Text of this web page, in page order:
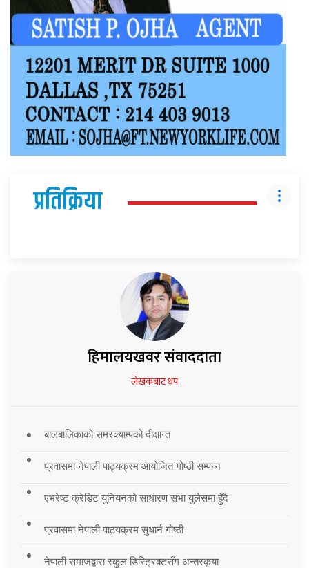
प्रतिक्रिया
हिमालयखवर संवाददाता
लेखकबाट थप
बालबालिकाको समरक्याम्पको दीक्षान्त
प्रवासमा नेपाली पाठ्यक्रम आयोजित गोष्ठी सम्पन्न
एभरेष्ट क्रेडिट युनियनको साधारण सभा युलेसमा हुँदै
प्रवासमा नेपाली पाठ्यक्रम सुधार्न गोष्ठी
नेपाली समाजद्वारा स्कुल डिस्ट्रिक्टसँग अन्तरकृया